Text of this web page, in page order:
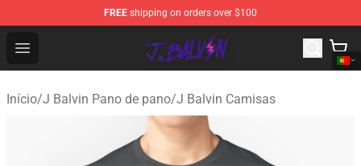
FREE shipping on orders over $100
Open menu
J Balvin Store - Official J Balvin Merchandise Shop
Início/J Balvin Pano de pano/J Balvin Camisas